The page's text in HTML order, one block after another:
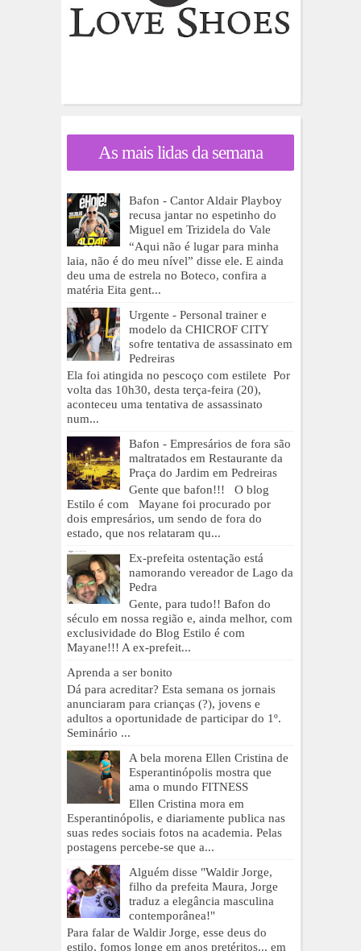
As mais lidas da semana
Bafon - Cantor Aldair Playboy
recusa jantar no espetinho do
Miguel em Trizidela do Vale
“Aqui não é lugar para minha
laia, não é do meu nível” disse ele. E ainda
deu uma de estrela no Boteco, confira a
matéria Eita gent...
Urgente - Personal trainer e
modelo da CHICROF CITY
sofre tentativa de assassinato em
Pedreiras
Ela foi atingida no pescoço com estilete Por
volta das 10h30, desta terça-feira (20),
aconteceu uma tentativa de assassinato
num...
Bafon - Empresários de fora são
maltratados em Restaurante da
Praça do Jardim em Pedreiras
Gente que bafon!!! O blog
Estilo é com Mayane foi procurado por
dois empresários, um sendo de fora do
estado, que nos relataram qu...
Ex-prefeita ostentação está
namorando vereador de Lago da
Pedra
Gente, para tudo!! Bafon do
século em nossa região e, ainda melhor, com
exclusividade do Blog Estilo é com
Mayane!!! A ex-prefeit...
Aprenda a ser bonito
Dá para acreditar? Esta semana os jornais
anunciaram para crianças (?), jovens e
adultos a oportunidade de participar do 1º.
Seminário ...
A bela morena Ellen Cristina de
Esperantinópolis mostra que
ama o mundo FITNESS
Ellen Cristina mora em
Esperantinópolis, e diariamente publica nas
suas redes sociais fotos na academia. Pelas
postagens percebe-se que a...
Alguém disse "Waldir Jorge,
filho da prefeita Maura, Jorge
traduz a elegância masculina
contemporânea!"
Para falar de Waldir Jorge, esse deus do
estilo, fomos longe em anos pretéritos... em